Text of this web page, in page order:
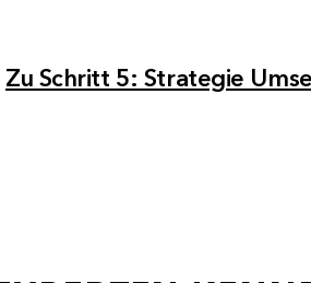
Zu Schritt 5: Strategie